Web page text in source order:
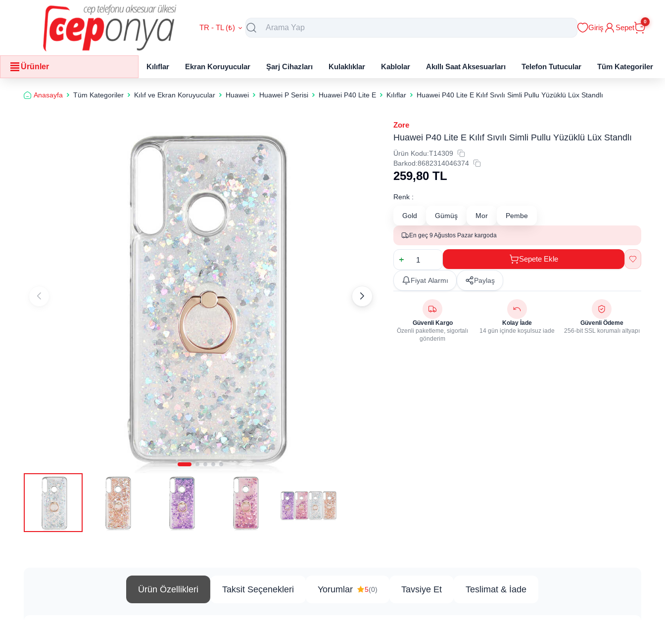
TR - TL (₺) Giriş Sepet
0
Ürünler Kılıflar Ekran Koruyucular Şarj Cihazları Kulaklıklar Kablolar Akıllı Saat Aksesuarları Telefon Tutucular Tüm Kategoriler
Anasayfa Tüm Kategoriler Kılıf ve Ekran Koruyucular Huawei Huawei P Serisi Huawei P40 Lite E Kılıflar Huawei P40 Lite E Kılıf Sıvılı Simli Pullu Yüzüklü Lüx Standlı
Zore
Huawei P40 Lite E Kılıf Sıvılı Simli Pullu Yüzüklü Lüx Standlı
Ürün Kodu:T14309
Barkod:8682314046374
259,80 TL
Renk :
Gold Gümüş Mor Pembe
En geç 9 Ağustos Pazar kargoda
Sepete Ekle
Fiyat Alarmı Paylaş
Güvenli Kargo
Özenli paketleme, sigortalı
gönderim
Kolay İade
14 gün içinde koşulsuz iade
Güvenli Ödeme
256-bit SSL korumalı altyapı
Ürün Özellikleri Taksit Seçenekleri Yorumlar 5(0) Tavsiye Et Teslimat & İade